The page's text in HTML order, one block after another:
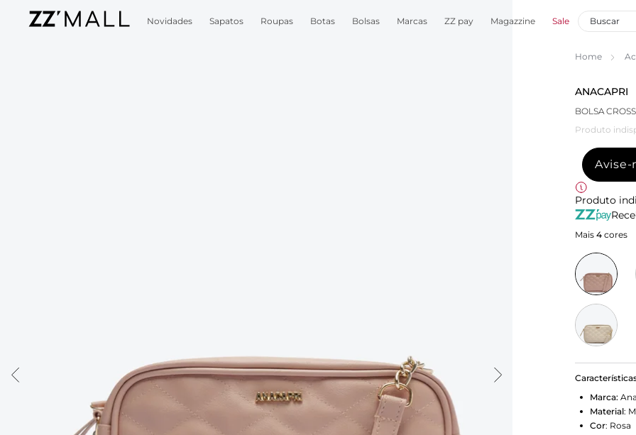
Novidades Sapatos Roupas Botas Bolsas Marcas ZZ pay Magazzine Sale
Home
ANACAPRI
BOLSA
Produto
Avise-
Produto
Mais 4 cores
Marca:
Material:
Cor: Rosa